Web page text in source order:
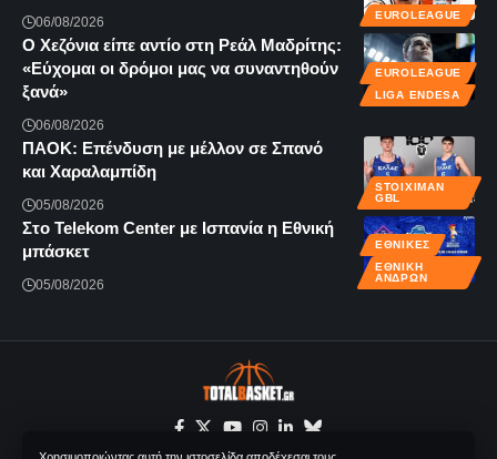
EUROLEAGUE
06/08/2026
EUROLEAGUE
LIGA ENDESA
Ο Χεζόνια είπε αντίο στη Ρεάλ Μαδρίτης:
«Εύχομαι οι δρόμοι μας να συναντηθούν
ξανά»
06/08/2026
STOIXIMAN
GBL
ΠΑΟΚ: Επένδυση με μέλλον σε Σπανό
και Χαραλαμπίδη
05/08/2026
ΕΘΝΙΚΈΣ
ΕΘΝΙΚΉ
ΑΝΔΡΏΝ
Στο Telekom Center με Ισπανία η Εθνική
μπάσκετ
05/08/2026